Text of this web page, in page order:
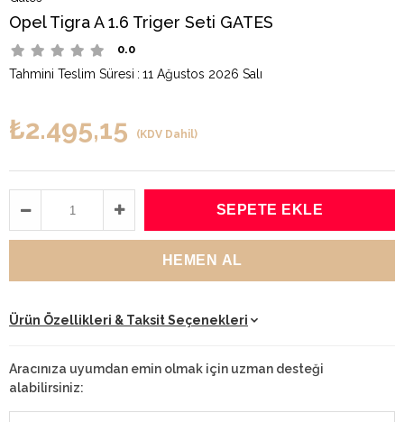
Opel Tigra A 1.6 Triger Seti GATES
0.0
Tahmini Teslim Süresi : 11 Ağustos 2026 Salı
₺2.495,15 (KDV Dahil)
Ürün Özellikleri & Taksit Seçenekleri
Aracınıza uyumdan emin olmak için uzman desteği
alabilirsiniz: